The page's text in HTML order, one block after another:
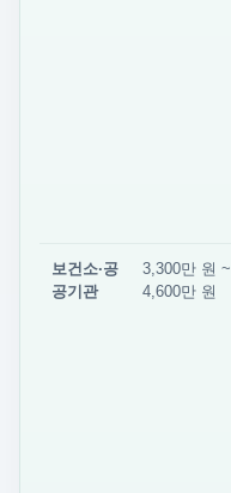
보건소·공
공기관
3,300만 원 ~
4,600만 원